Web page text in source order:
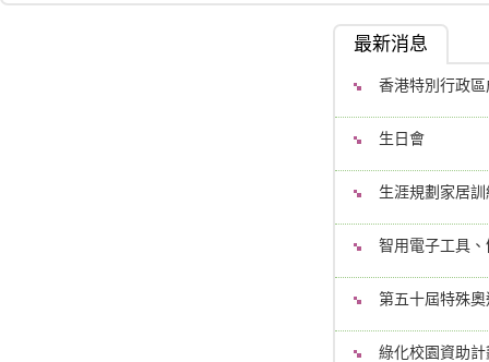
最新消息
香港特別行政
生日會
生涯規劃家居
智用電子工具
第五十屆特殊
綠化校園資助計